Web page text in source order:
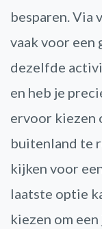
besparen. Via
vaak voor een
dezelfde
en heb je
ervoor kiezen
buitenland te
kijken voor
laatste optie
kiezen om